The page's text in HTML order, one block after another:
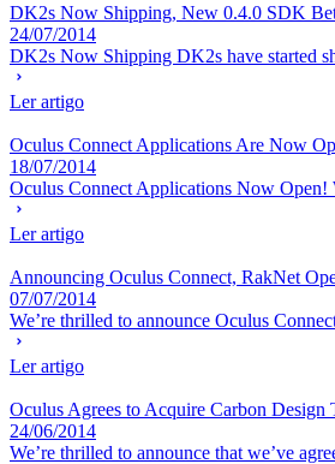
DK2s Now Shipping, New 0.4.0 SDK
24/07/2014
DK2s Now Shipping DK2s have started
Ler artigo
Oculus Connect Applications Are Now
18/07/2014
Oculus Connect Applications Now Open!
Ler artigo
Announcing Oculus Connect, RakNet
07/07/2014
We’re thrilled to announce Oculus
Ler artigo
Oculus Agrees to Acquire Carbon Design
24/06/2014
We’re thrilled to announce that we’ve